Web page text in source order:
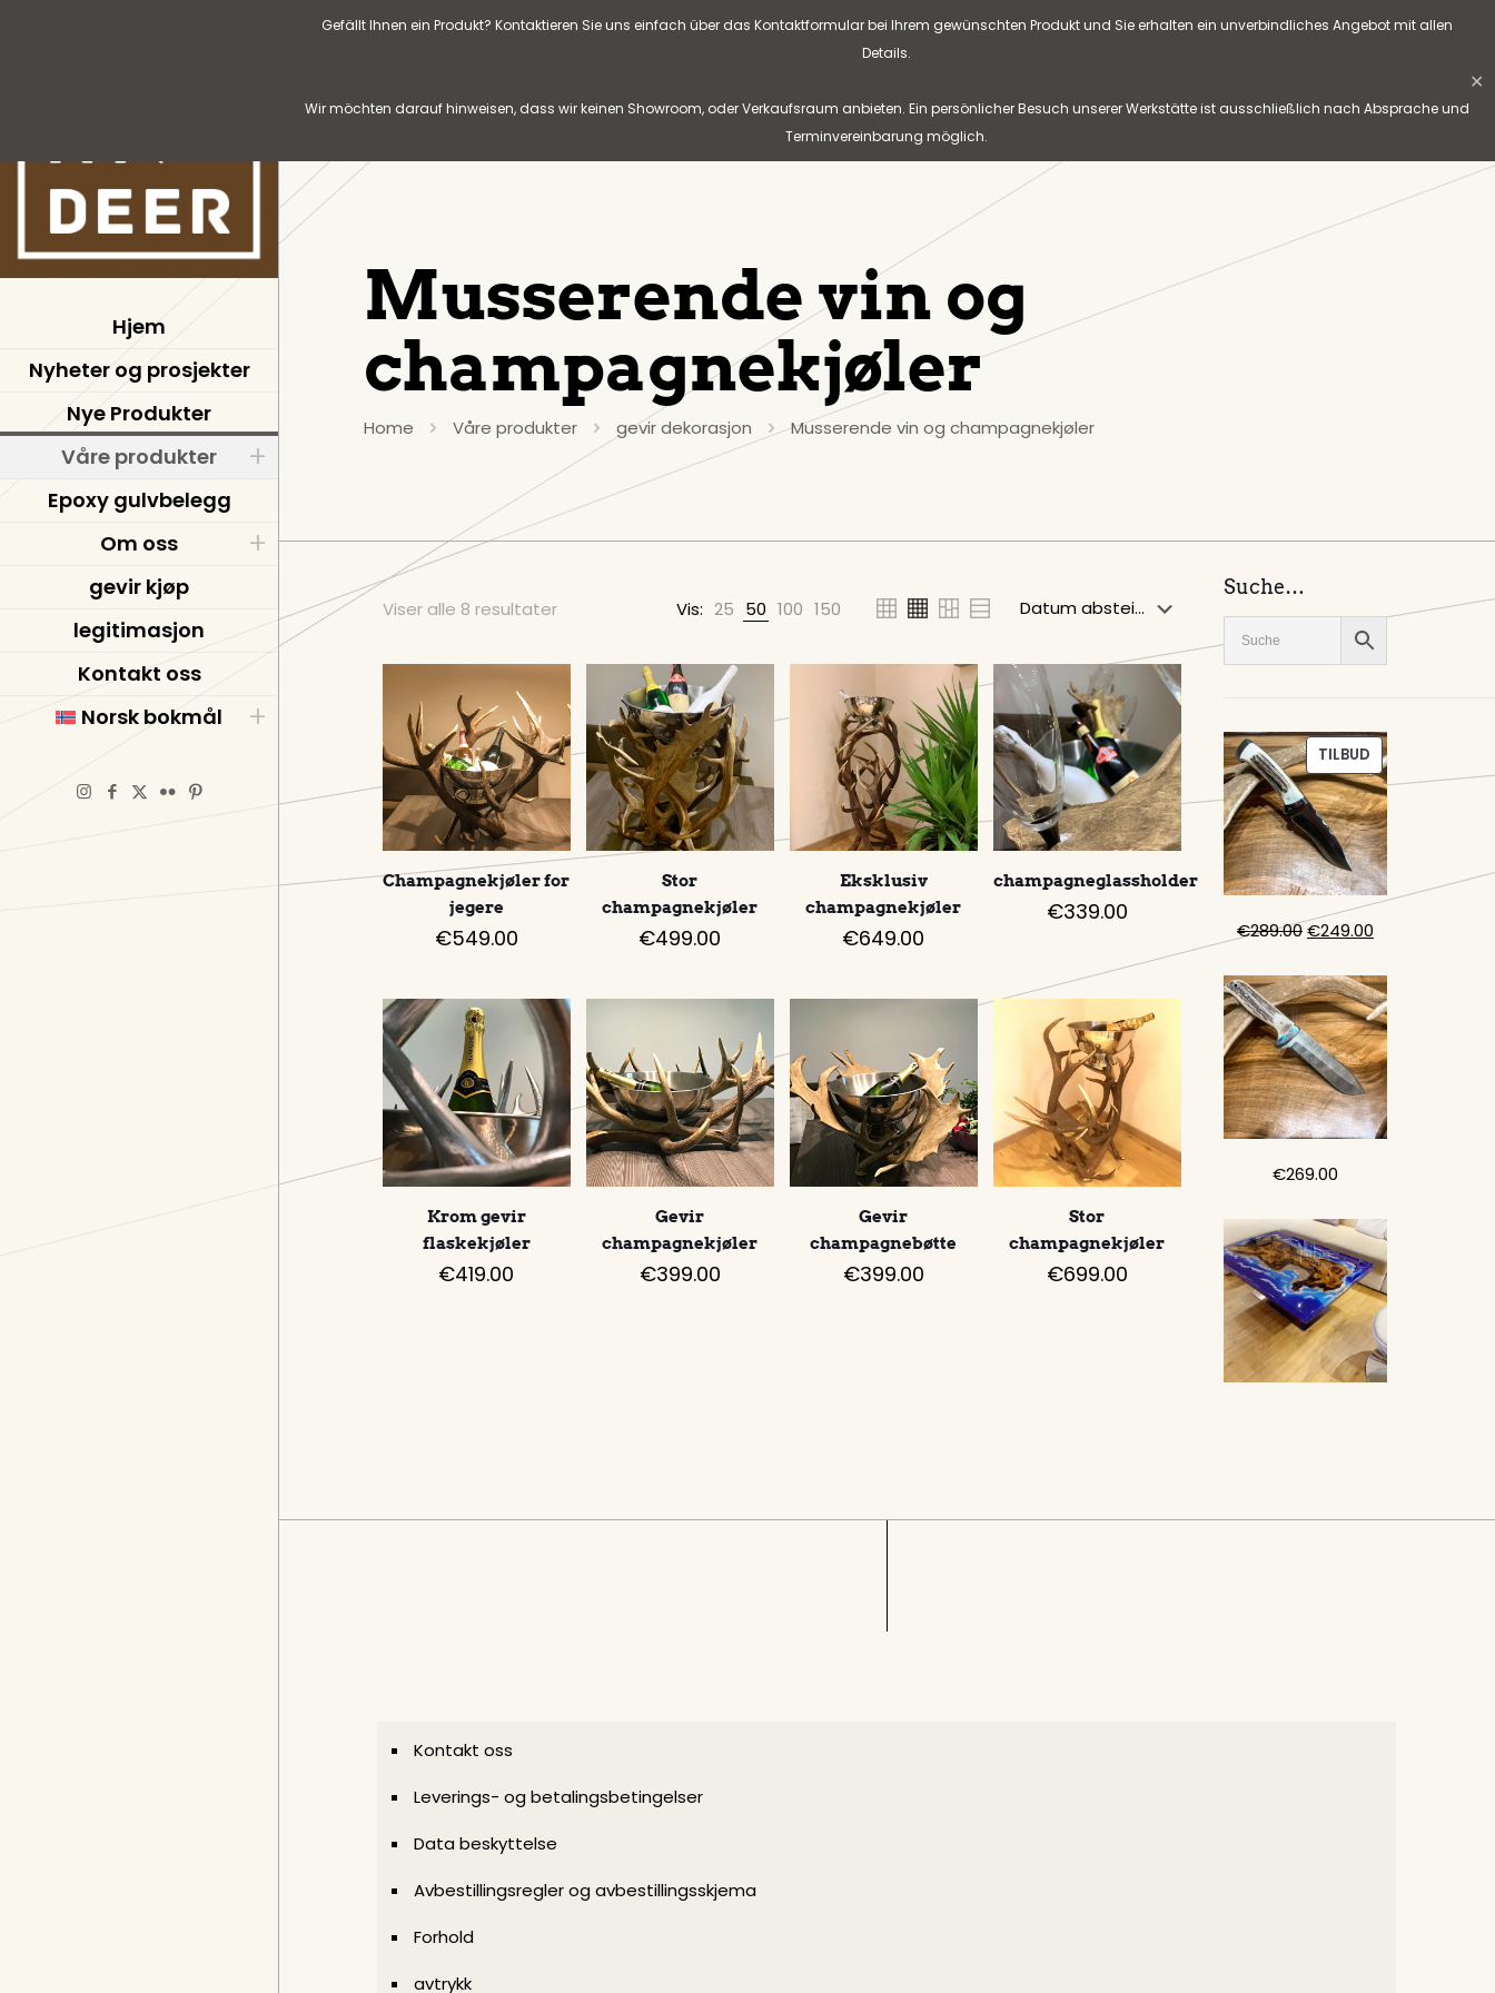
Gefällt Ihnen ein Produkt? Kontaktieren Sie uns einfach über das Kontaktformular bei Ihrem gewünschten Produkt und Sie erhalten ein unverbindliches Angebot mit allen
Details.
Wir möchten darauf hinweisen, dass wir keinen Showroom, oder Verkaufsraum anbieten. Ein persönlicher Besuch unserer Werkstätte ist ausschließlich nach Absprache und
Terminvereinbarung möglich.
✕
Hjem
Nyheter og prosjekter
Nye Produkter
Våre produkter
Epoxy gulvbelegg
Om oss
gevir kjøp
legitimasjon
Kontakt oss
Norsk bokmål
Musserende vin og
champagnekjøler
Home Våre produkter gevir dekorasjon Musserende vin og champagnekjøler
Viser alle 8 resultater Vis: 25 50 100 150
Champagnekjøler for
jegere
€549.00
Stor
champagnekjøler
€499.00
Eksklusiv
champagnekjøler
€649.00
champagneglassholder
€339.00
Krom gevir
flaskekjøler
€419.00
Gevir
champagnekjøler
€399.00
Gevir
champagnebøtte
€399.00
Stor
champagnekjøler
€699.00
Suche…
TILBUD PRODUKT
PÅ
SALG
€289.00Opprinnelig
var:
€289.00.
€249.00
er:
€249.00.
€269.00
Kontakt oss
Leverings- og betalingsbetingelser
Data beskyttelse
Avbestillingsregler og avbestillingsskjema
Forhold
avtrykk